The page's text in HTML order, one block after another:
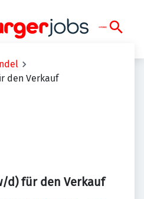
den Verkauf
d) für den Verkauf